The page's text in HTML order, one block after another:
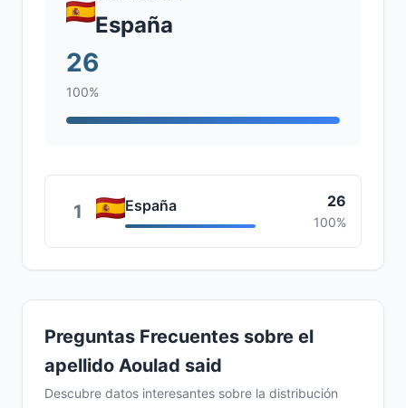
España
26
100%
1 España 26
100%
Preguntas Frecuentes sobre el
apellido Aoulad said
Descubre datos interesantes sobre la distribución